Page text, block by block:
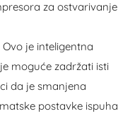
za ostvarivanje
Ovo je inteligentna
moguće zadržati isti
da je smanjena
postavke ispuha